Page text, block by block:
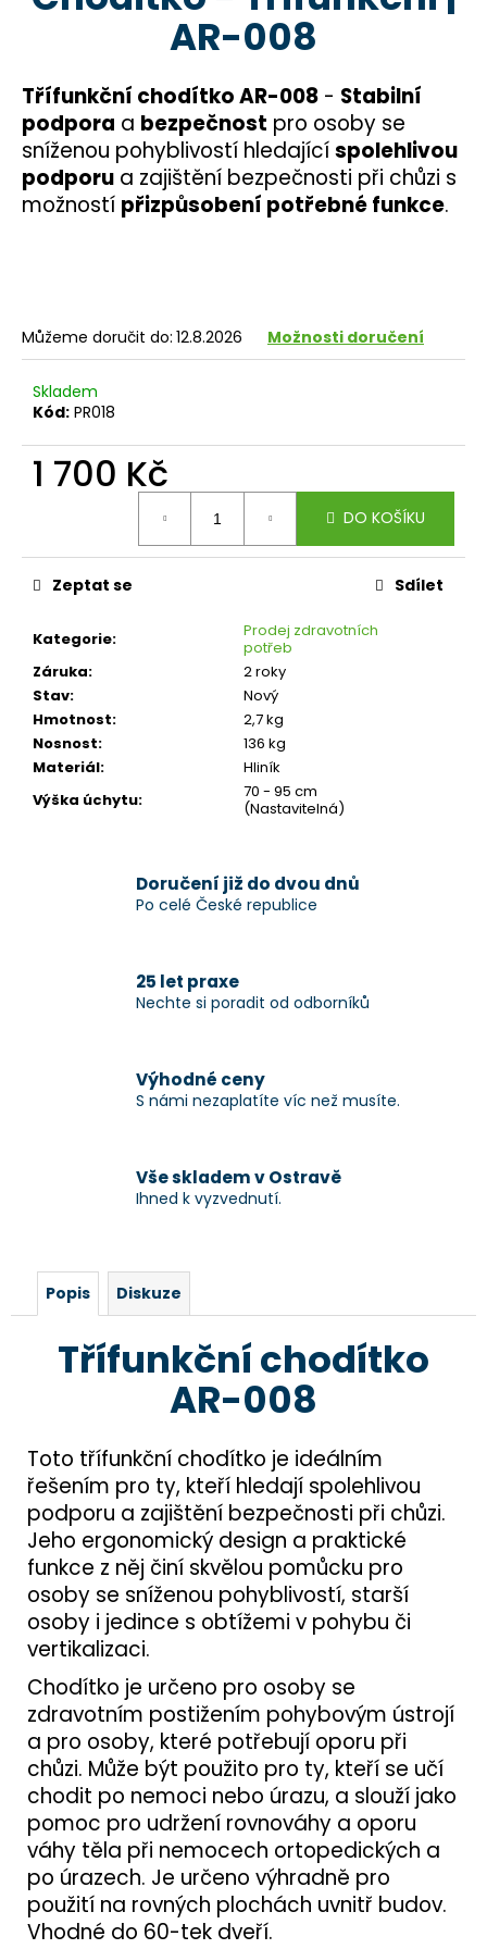
hvězdiček.
AR-008
Třífunkční chodítko AR-008 - Stabilní
podpora a bezpečnost pro osoby se
sníženou pohyblivostí hledajícíspolehlivou
podporu a zajištění bezpečnosti při chůzi s
možností přizpůsobení potřebné funkce.
Můžeme doručit do: 12.8.2026 Možnosti doručení
Skladem
Kód: PR018
1 700 Kč
DO KOŠÍKU
Kategorie:
Prodej zdravotních
potřeb
Záruka:
2 roky
Stav:
Nový
Hmotnost:
2,7 kg
Nosnost:
136 kg
Materiál:
Hliník
Výška úchytu:
70 - 95 cm
(Nastavitelná)
Zeptat se Sdílet
Doručení již do dvou dnů
Po celé České republice
25 let praxe
Nechte si poradit od odborníků
Výhodné ceny
S námi nezaplatíte víc než musíte.
Vše skladem v Ostravě
Ihned k vyzvednutí.
Popis Diskuze
Třífunkční chodítko
AR-008
Toto třífunkční chodítko je ideálním
řešením pro ty, kteří hledají spolehlivou
podporu a zajištění bezpečnosti při chůzi.
Jeho ergonomický design a praktické
funkce z něj činí skvělou pomůcku pro
osoby se sníženou pohyblivostí, starší
osoby i jedince s obtížemi v pohybu či
vertikalizaci.
Chodítko je určeno pro osoby se
zdravotním postižením pohybovým ústrojí
a pro osoby, které potřebují oporu při
chůzi. Může být použito pro ty, kteří se učí
chodit po nemoci nebo úrazu, a slouží jako
pomoc pro udržení rovnováhy a oporu
váhy těla při nemocech ortopedických a
po úrazech. Je určeno výhradně pro
použití na rovných plochách uvnitř budov.
Vhodné do 60-tek dveří.
í
t
?
D
p
o
r
u
e
m